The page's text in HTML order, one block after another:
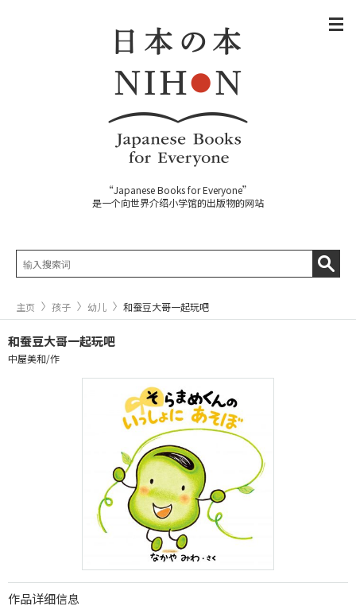
“Japanese Books for Everyone”
是一个向世界介绍小学馆的出版物的网站
主页 孩子 幼儿 和蚕豆大哥一起玩吧
和蚕豆大哥一起玩吧
中屋美和/作
作品详细信息